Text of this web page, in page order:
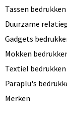
Tassen bedrukken
Duurzame
Gadgets
Mokken
Textiel bedrukken
Paraplu's
Merken